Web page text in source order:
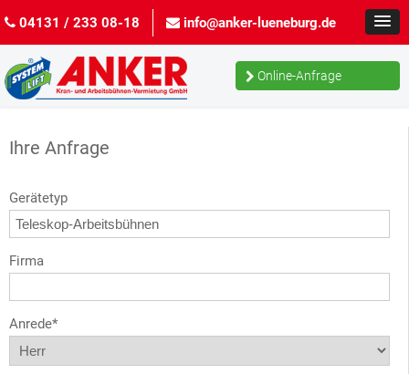
04131 / 233 08-18 info@anker-lueneburg.de
Online-Anfrage
Ihre Anfrage
Gerätetyp
Firma
Anrede*